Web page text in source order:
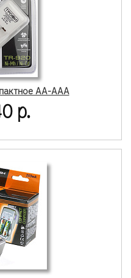
AA-AAA
р.